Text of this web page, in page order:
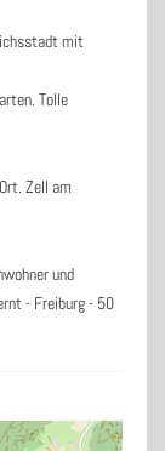
mit
Tolle
Zell am
und
- Freiburg - 50